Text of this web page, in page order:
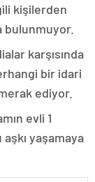
kişilerden
bulunmuyor.
karşısında
bir idari
ediyor.
evli 1
yaşamaya